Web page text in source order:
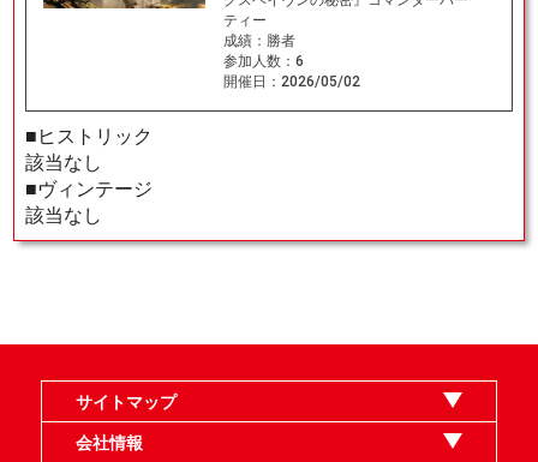
ティー
成績： 勝者
参加人数： 6
開催日： 2026/05/02
■ヒストリック
該当なし
■ヴィンテージ
該当なし
サイトマップ
オンラインショップ
買取
記事
選手一覧
デッキ検索
デッキ構築
イベント・大会
店舗のご案内
お問い合わせ
ヘルプ
FAQ
会社情報